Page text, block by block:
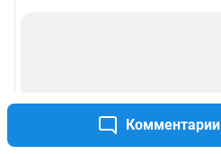
Комментарии